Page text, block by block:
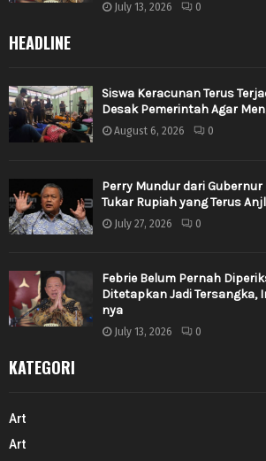
July 13, 2026 0
HEADLINE
Siswa Keracunan Terus
Desak Pemerintah Agar
August 6, 2026 0
Perry Mundur dari Gubernur
Tukar Rupiah yang Terus
July 27, 2026 0
Febrie Belum Pernah
Ditetapkan Jadi Tersangka,
nya
July 13, 2026 0
KATEGORI
Art
Art